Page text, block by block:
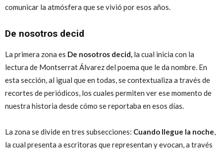
comunicar la atmósfera que se vivió por esos años.
De nosotros decid
La primera zona es De nosotros decid, la cual inicia con la
lectura de Montserrat Álvarez del poema que le da nombre. En
esta sección, al igual que en todas, se contextualiza a través de
recortes de periódicos, los cuales permiten ver ese momento de
nuestra historia desde cómo se reportaba en esos días.
La zona se divide en tres subsecciones: Cuando llegue la noche,
la cual presenta a escritoras que representan y evocan, a través